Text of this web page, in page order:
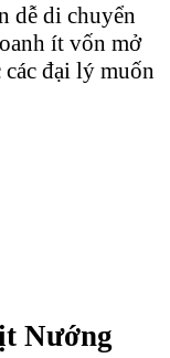
dễ di chuyển
ít vốn mở
các đại lý muốn
Nướng